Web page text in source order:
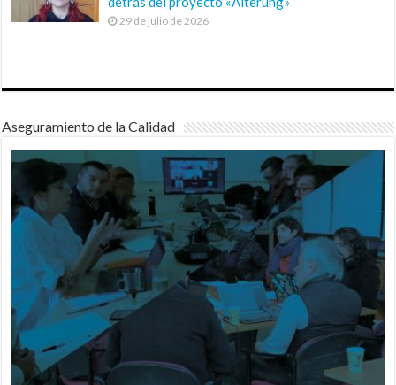
29 de julio de 2026
Aseguramiento de la Calidad